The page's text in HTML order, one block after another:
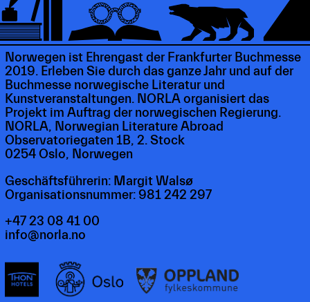
Norwegen ist Ehrengast der Frankfurter Buchmesse
2019. Erleben Sie durch das ganze Jahr und auf der
Buchmesse norwegische Literatur und
Kunstveranstaltungen. NORLA organisiert das
Projekt im Auftrag der norwegischen Regierung.
NORLA, Norwegian Literature Abroad
Observatoriegaten 1B, 2. Stock
0254 Oslo, Norwegen
Geschäftsführerin: Margit Walsø
Organisationsnummer: 981 242 297
+47 23 08 41 00
info@norla.no